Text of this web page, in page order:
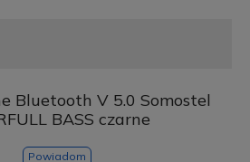
Bluetooth V 5.0 Somostel
BASS czarne
Powiadom